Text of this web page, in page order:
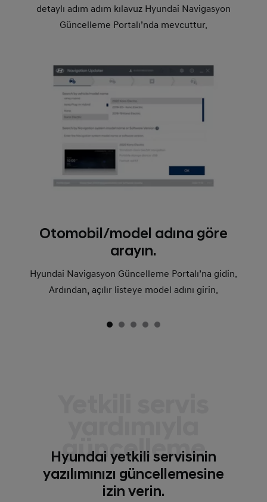
detaylı adım adım kılavuz Hyundai Navigasyon
Güncelleme Portalı’nda mevcuttur.
Otomobil/model adına göre
arayın.
Hyundai Navigasyon Güncelleme Portalı’na gidin.
Ardından, açılır listeye model adını girin.
güncelleme
Hyundai yetkili servisinin
yazılımınızı güncellemesine
izin verin.